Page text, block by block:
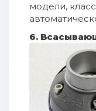
модели,
6.